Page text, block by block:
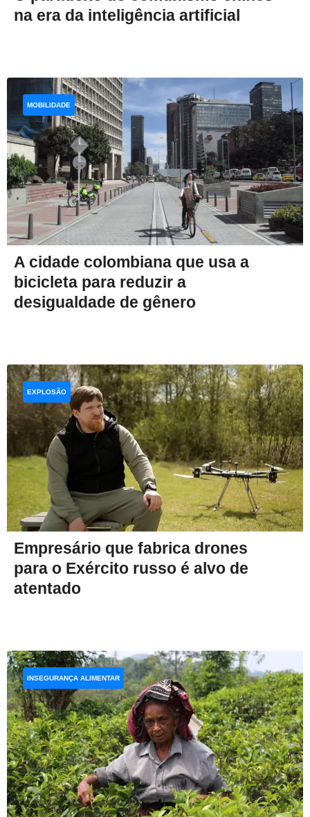
na era da inteligência artificial
A cidade colombiana que usa a
bicicleta para reduzir a
desigualdade de gênero
MOBILIDADE
Empresário que fabrica drones
para o Exército russo é alvo de
atentado
EXPLOSÃO
INSEGURANÇA ALIMENTAR